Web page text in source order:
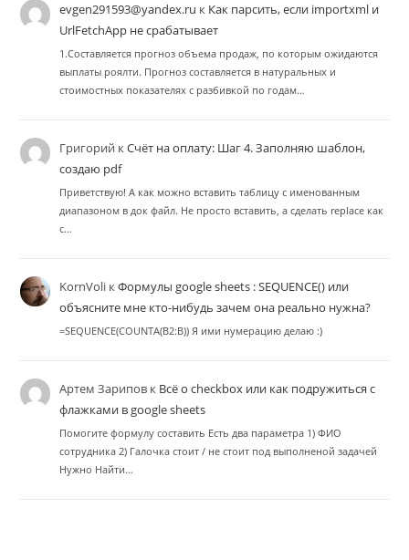
evgen291593@yandex.ru к Как парсить, если importxml и
UrlFetchApp не срабатывает
1.Составляется прогноз объема продаж, по которым ожидаются
выплаты роялти. Прогноз составляется в натуральных и
стоимостных показателях с разбивкой по годам…
Григорий кСчёт на оплату: Шаг 4. Заполняю шаблон,
создаю pdf
Приветствую! А как можно вставить таблицу с именованным
диапазоном в док файл. Не просто вставить, а сделать replace как
с…
KornVoliкФормулы google sheets : SEQUENCE() или
объясните мне кто-нибудь зачем она реально нужна?
=SEQUENCE(COUNTA(B2:B)) Я ими нумерацию делаю :)
Артем Зариповк Всё о checkbox или как подружиться с
флажками в google sheets
Помогите формулу составить Есть два параметра 1) ФИО
сотрудника 2) Галочка стоит / не стоит под выполненой задачей
Нужно Найти…